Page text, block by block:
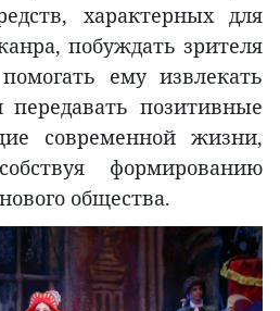
характерных для
побуждать зрителя
ему извлекать
позитивные
современной жизни,
формированию
общества.